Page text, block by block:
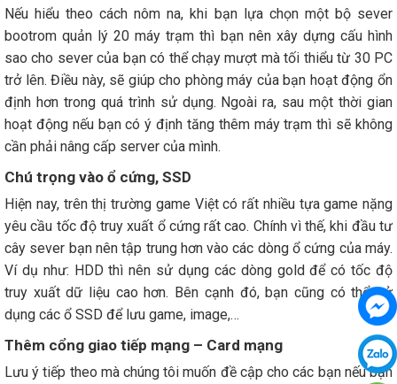
Nếu hiểu theo cách nôm na, khi bạn lựa chọn một bộ sever
bootrom quản lý 20 máy trạm thì bạn nên xây dựng cấu hình
sao cho sever của bạn có thể chạy mượt mà tối thiểu từ 30 PC
trở lên. Điều này, sẽ giúp cho phòng máy của bạn hoạt động ổn
định hơn trong quá trình sử dụng. Ngoài ra, sau một thời gian
hoạt động nếu bạn có ý định tăng thêm máy trạm thì sẽ không
cần phải nâng cấp server của mình.
Chú trọng vào ổ cứng, SSD
Hiện nay, trên thị trường game Việt có rất nhiều tựa game nặng
yêu cầu tốc độ truy xuất ổ cứng rất cao. Chính vì thế, khi đầu tư
cây sever bạn nên tập trung hơn vào các dòng ổ cứng của máy.
Ví dụ như: HDD thì nên sử dụng các dòng gold để có tốc độ
truy xuất dữ liệu cao hơn. Bên cạnh đó, bạn cũng có thể sử
dụng các ổ SSD để lưu game, image,…
Thêm cổng giao tiếp mạng – Card mạng
Lưu ý tiếp theo mà chúng tôi muốn đề cập cho các bạn nếu bạn